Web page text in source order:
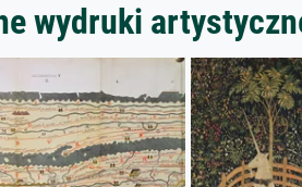
wydruki